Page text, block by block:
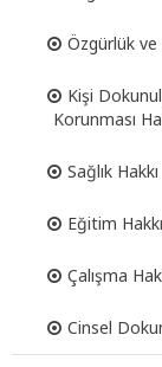
Özgürlük ve
Kişi
Korunması
Sağlık Hakkı
Eğitim Hakkı
Çalışma
Cinsel